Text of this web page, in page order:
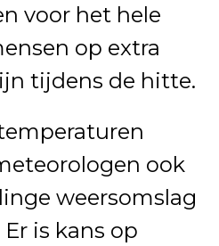
voor het hele
op extra
tijdens de hitte.
ook
weersomslag
is kans op